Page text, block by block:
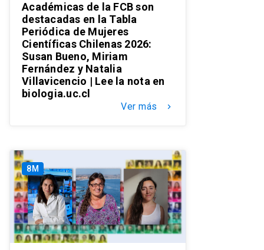
Académicas de la FCB son
destacadas en la Tabla
Periódica de Mujeres
Científicas Chilenas 2026:
Susan Bueno, Miriam
Fernández y Natalia
Villavicencio | Lee la nota en
biologia.uc.cl
Ver más keyboard_arrow_right
8M